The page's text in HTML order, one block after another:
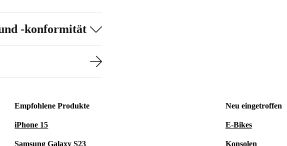
mit der
kann es
optischem
-konformität
Empfohlene Produkte
iPhone 15
Samsung Galaxy S23
Neu eingetroffen
E-Bikes
Konsolen